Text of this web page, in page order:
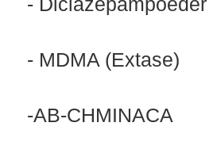
- MDMA (Extase)
-AB-CHMINACA